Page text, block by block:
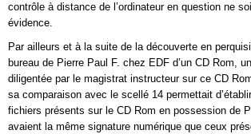
contrôle à distance de l’ordinateur en question ne
évidence.
Par ailleurs et à la suite de la découverte en
bureau de Pierre Paul F. chez EDF d’un CD Rom,
diligentée par le magistrat instructeur sur ce CD
sa comparaison avec le scellé 14 permettait
fichiers présents sur le CD Rom en possession de
avaient la même signature numérique que ceux